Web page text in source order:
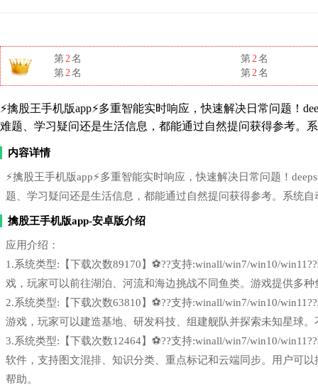
第2名 第2名
第2名 第2名
⚡擒股王手机版app⚡多重智能实时响应，快速解决日常问题！
难题、学习疑问还是生活信息，都能通过自然提问获得参考。
内容详情
⚡擒股王手机版app⚡多重智能实时响应，快速解决日常问题！
题、学习疑问还是生活信息，都能通过自然提问获得参考。系统
擒股王手机版app-安卓版介绍
应用介绍：
1.系统类型:【下载次数89170】⚽??支持:winall/win7/win10/
戏，玩家可以前往湖泊、河流和海边挑战不同鱼类。游戏提供多
2.系统类型:【下载次数63810】⚽??支持:winall/win7/win10/
游戏，玩家可以建造基地、研发科技、组建舰队并探索未知星球
3.系统类型:【下载次数12464】⚽??支持:winall/win7/win10/
软件，支持图文混排、知识分类、重点标记和云端同步。用户可
帮助。